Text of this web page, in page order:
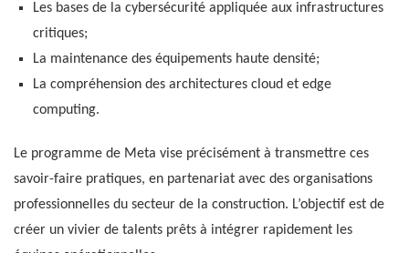
Les bases de la cybersécurité appliquée aux infrastructures
critiques;
La maintenance des équipements haute densité;
La compréhension des architectures cloud et edge
computing.
Le programme de Meta vise précisément à transmettre ces
savoir-faire pratiques, en partenariat avec des organisations
professionnelles du secteur de la construction. L’objectif est de
créer un vivier de talents prêts à intégrer rapidement les